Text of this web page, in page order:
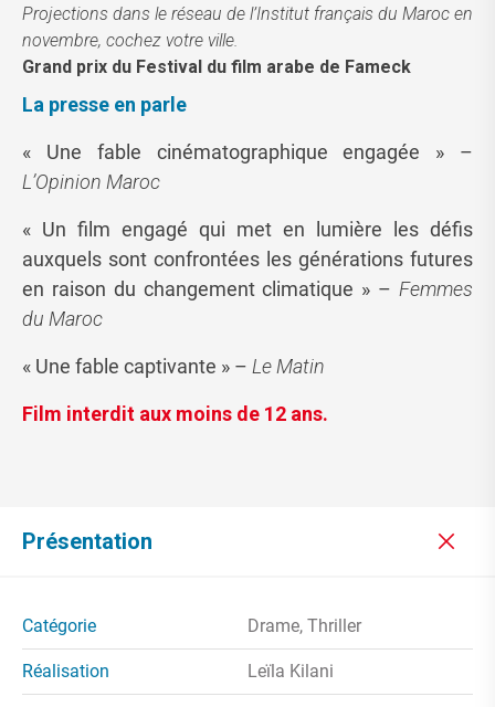
Projections dans le réseau de l’Institut français du Maroc en
novembre, cochez votre ville.
Grand prix du Festival du film arabe de Fameck
La presse en parle
« Une fable cinématographique engagée » –
L’Opinion Maroc
« Un film engagé qui met en lumière les défis
auxquels sont confrontées les générations futures
en raison du changement climatique » – Femmes
du Maroc
« Une fable captivante » – Le Matin
Film interdit aux moins de 12 ans.
Présentation
Catégorie Drame, Thriller
Réalisation Leïla Kilani